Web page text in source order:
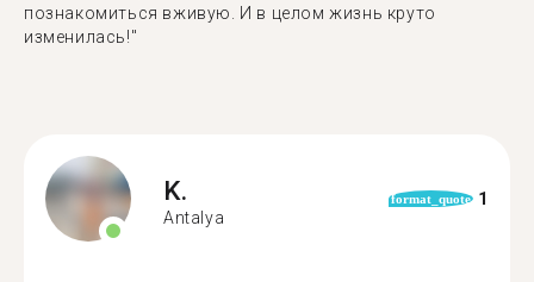
познакомиться вживую. И в целом жизнь круто
изменилась!"
K.
Antalya
format_quote 1